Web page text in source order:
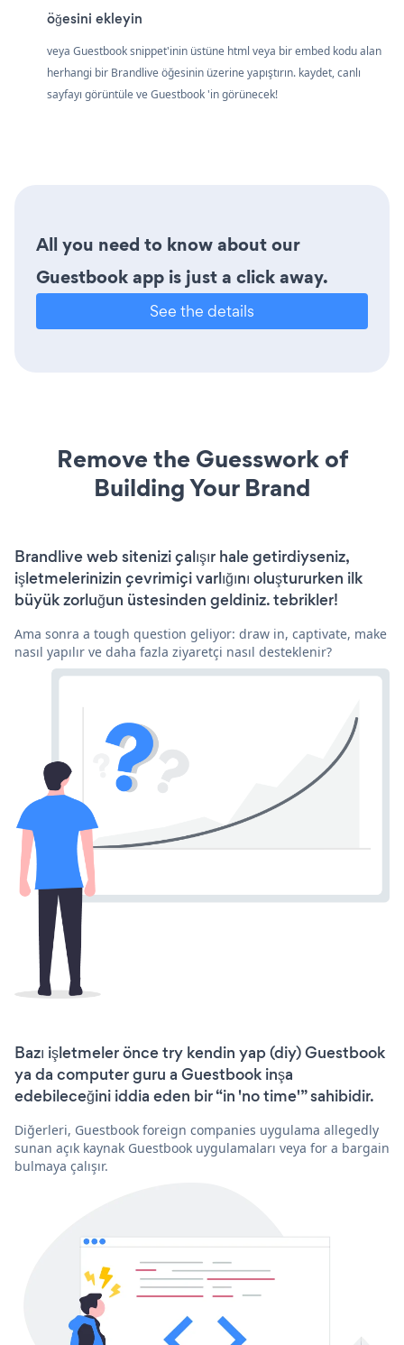
öğesini ekleyin
veya Guestbook snippet'inin üstüne html veya bir embed kodu alan
herhangi bir Brandlive öğesinin üzerine yapıştırın. kaydet, canlı
sayfayı görüntüle ve Guestbook 'in görünecek!
All you need to know about our
Guestbook app is just a click away.
See the details
Remove the Guesswork of
Building Your Brand
Brandlive web sitenizi çalışır hale getirdiyseniz,
işletmelerinizin çevrimiçi varlığını oluştururken ilk
büyük zorluğun üstesinden geldiniz. tebrikler!
Ama sonra a tough question geliyor: draw in, captivate, make
nasıl yapılır ve daha fazla ziyaretçi nasıl desteklenir?
Bazı işletmeler önce try kendin yap (diy) Guestbook
ya da computer guru a Guestbook inşa
edebileceğini iddia eden bir “in 'no time'” sahibidir.
Diğerleri, Guestbook foreign companies uygulama allegedly
sunan açık kaynak Guestbook uygulamaları veya for a bargain
bulmaya çalışır.